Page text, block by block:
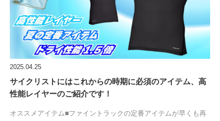
2025.04.25
サイクリストにはこれからの時期に必須のアイテム、高
性能レイヤーのご紹介です！
オススメアイテム■ファイントラックの定番アイテムが早くも再